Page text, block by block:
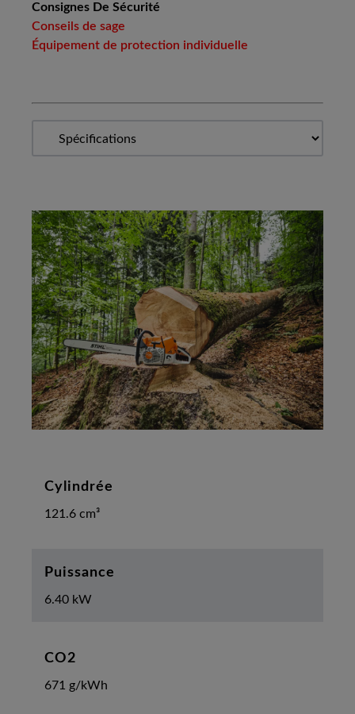
Consignes De Sécurité
Conseils de sage
Équipement de protection individuelle
Cylindrée
121.6 cm³
Puissance
6.40 kW
CO2
671 g/kWh